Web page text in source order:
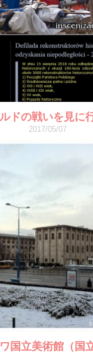
ドの戦いを見に
2017/05/07
国立美術館（国